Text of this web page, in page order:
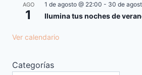
AGO
1
1 de agosto @ 22:00 - 30 de
Ilumina tus noches de
Ver calendario
Categorías